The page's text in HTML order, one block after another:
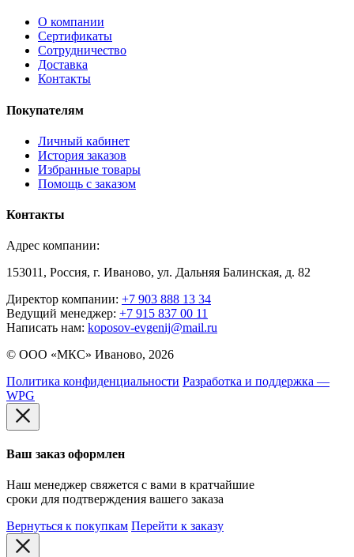
О компании
Сертификаты
Сотрудничество
Доставка
Контакты
Покупателям
Личный кабинет
История заказов
Избранные товары
Помощь с заказом
Контакты
Адрес компании:
153011, Россия, г. Иваново, ул. Дальняя Балинская, д. 82
Директор компании: +7 903 888 13 34
Ведущий менеджер: +7 915 837 00 11
Написать нам: koposov-evgenij@mail.ru
© ООО «МКС» Иваново, 2026
Политика конфиденциальности Разработка и поддержка —
WPG
Ваш заказ оформлен
Наш менеджер свяжется с вами в кратчайшие
сроки для подтверждения вашего заказа
Вернуться к покупкам Перейти к заказу